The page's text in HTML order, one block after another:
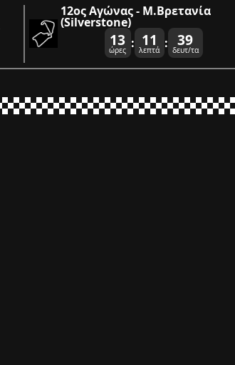
12ος Αγώνας - Μ.Βρετανία
(Silverstone)
13
ώρες : 11
λεπτά : 39
δευτ/τα